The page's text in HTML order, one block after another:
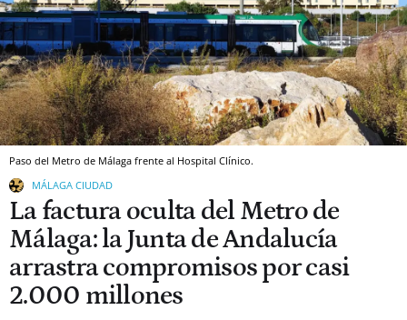
Paso del Metro de Málaga frente al Hospital Clínico.
MÁLAGA CIUDAD
La factura oculta del Metro de
Málaga: la Junta de Andalucía
arrastra compromisos por casi
2.000 millones